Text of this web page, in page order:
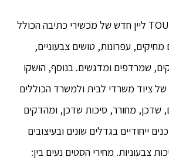
השנה הושק במותג TOUCH ליין חדש של מכשירי כתיבה הכולל
עפרונות, טושים צבעוניים,
שמרדפים ומדגשים. בנוסף, הושקו
של ציוד משרדי לבית ולמשרד הכוללים
מחורר, סיכות שדכן, ומהדקים
ייחודיים בגדלים שונים ובעיצובים
צבעוניות. מחירי הסטים נעים בין: